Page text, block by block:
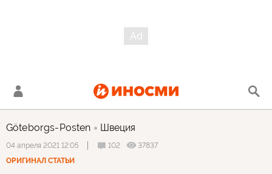
Göteborgs-Posten Швеция
04 апреля 2021 12:05 102
37837
ОРИГИНАЛ СТАТЬИ